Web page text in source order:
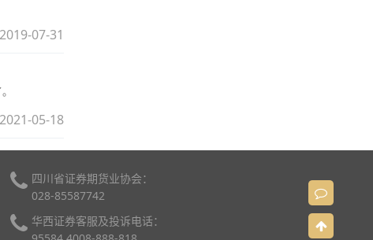
2019-07-31
2021-05-18
四川省证券期货业协会：
028-85587742
华西证券客服及投诉电话：